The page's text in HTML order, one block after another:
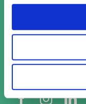
Følg os